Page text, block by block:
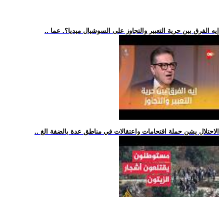
.. إيه الفرق بين حرية التعبير والتجاوز على السوشيال ميديا؟. عما
.. الاحتلال يشن حملة اقتحامات واعتقالات في مناطق عدة بالضفة الغ